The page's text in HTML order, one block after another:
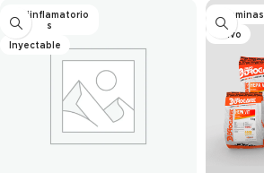
Antiinflamatorio
s
Inyectable
Vitaminas
Polvo